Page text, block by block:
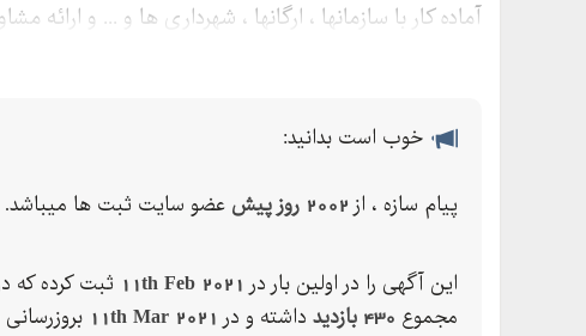
آماده کار با سازمانها ، ارگانها ، شهرداری ها و ... و ارائه
تماس :خوب است بدانید:
پیام سازه ، از 2002 روز پیش عضو سایت ثبت ها میباشد.
این آگهی را در اولین بار در 11th Feb 2021 ثبت کرده که
مجموع 430 بازدید داشته و در 11th Mar 2021